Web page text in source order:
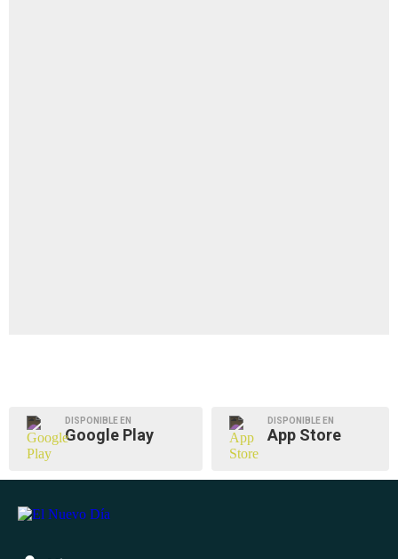
DISPONIBLE EN
Google Play
DISPONIBLE EN
App Store